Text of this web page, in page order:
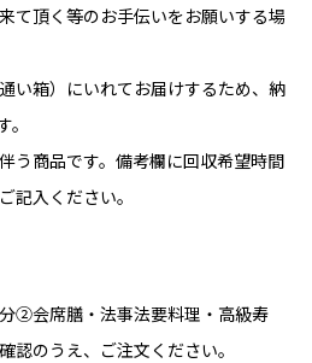
て頂く等のお手伝いをお願いする場
い箱）にいれてお届けするため、納
う商品です。備考欄に回収希望時間
記入ください。
分②会席膳・法事法要料理・高級寿
認のうえ、ご注文ください。